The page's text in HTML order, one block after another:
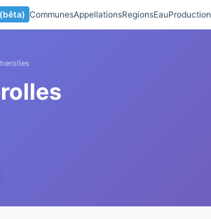
CommunesAppellationsRegionsEauProduction